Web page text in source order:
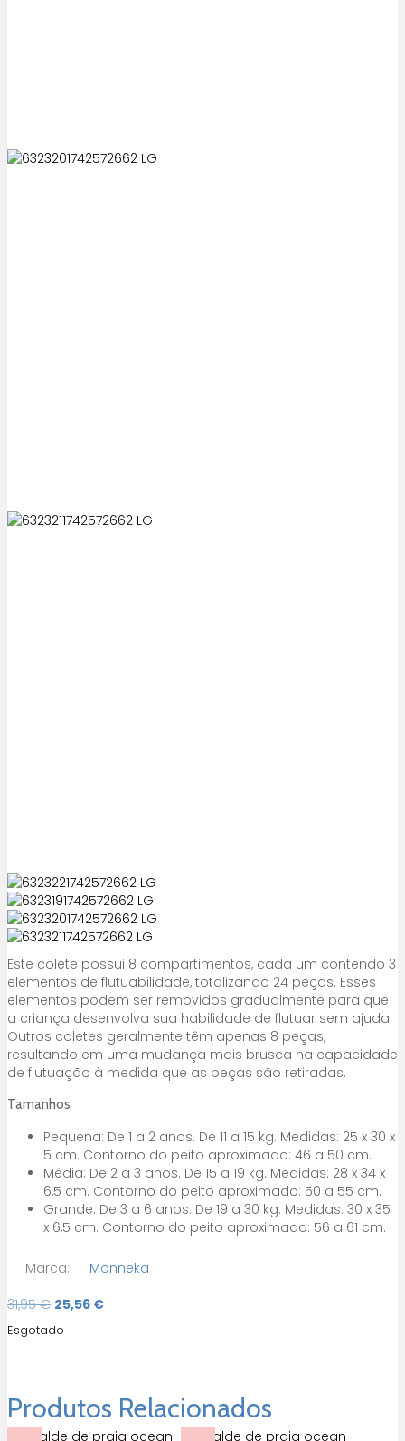
Este colete possui 8 compartimentos, cada um contendo 3
elementos de flutuabilidade, totalizando 24 peças. Esses
elementos podem ser removidos gradualmente para que
a criança desenvolva sua habilidade de flutuar sem ajuda.
Outros coletes geralmente têm apenas 8 peças,
resultando em uma mudança mais brusca na capacidade
de flutuação à medida que as peças são retiradas.
Tamanhos
Pequena: De 1 a 2 anos. De 11 a 15 kg. Medidas: 25 x 30 x
5 cm. Contorno do peito aproximado: 46 a 50 cm.
Média: De 2 a 3 anos. De 15 a 19 kg. Medidas: 28 x 34 x
6,5 cm. Contorno do peito aproximado: 50 a 55 cm.
Grande: De 3 a 6 anos. De 19 a 30 kg. Medidas: 30 x 35
x 6,5 cm. Contorno do peito aproximado: 56 a 61 cm.
Marca:
Monneka
31,95€ O
preço
original
25,56 €O
Esgotado
Produtos Relacionados